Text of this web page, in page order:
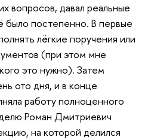
вопросов, давал реальные
было постепенно. В первые
лёгкие поручения или
(при этом мне
это нужно). Затем
ото дня, и в конце
работу полноценного
Роман Дмитриевич
на которой делился